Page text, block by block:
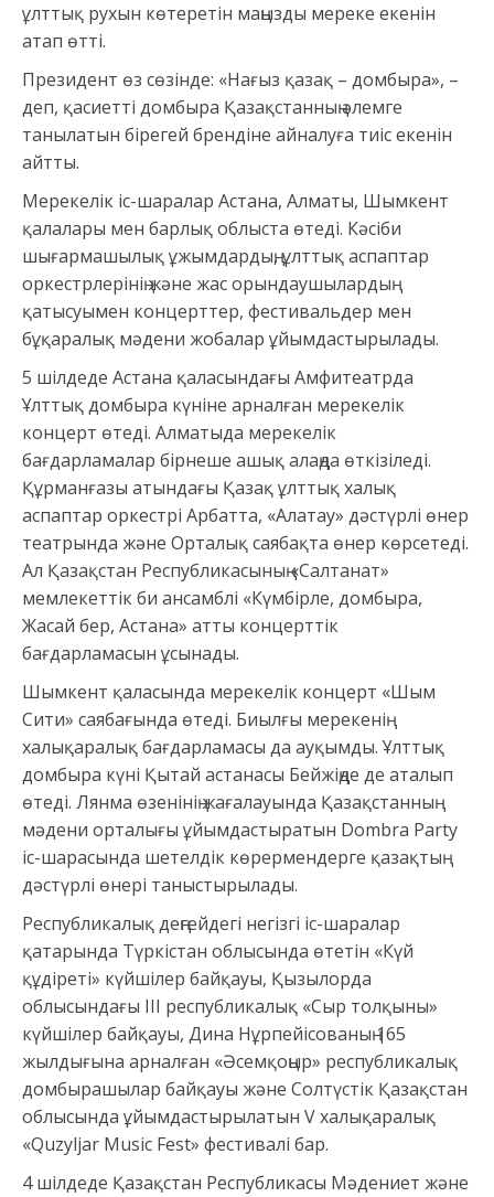
ұлттық рухын көтеретін маңызды мереке екенін
атап өтті.
Президент өз сөзінде: «Нағыз қазақ – домбыра», –
деп, қасиетті домбыра Қазақстанның әлемге
танылатын бірегей брендіне айналуға тиіс екенін
айтты.
Мерекелік іс-шаралар Астана, Алматы, Шымкент
қалалары мен барлық облыста өтеді. Кәсіби
шығармашылық ұжымдардың, ұлттық аспаптар
оркестрлерінің және жас орындаушылардың
қатысуымен концерттер, фестивальдер мен
бұқаралық мәдени жобалар ұйымдастырылады.
5 шілдеде Астана қаласындағы Амфитеатрда
Ұлттық домбыра күніне арналған мерекелік
концерт өтеді. Алматыда мерекелік
бағдарламалар бірнеше ашық алаңда өткізіледі.
Құрманғазы атындағы Қазақ ұлттық халық
аспаптар оркестрі Арбатта, «Алатау» дәстүрлі өнер
театрында және Орталық саябақта өнер көрсетеді.
Ал Қазақстан Республикасының «Салтанат»
мемлекеттік би ансамблі «Күмбірле, домбыра,
Жасай бер, Астана» атты концерттік
бағдарламасын ұсынады.
Шымкент қаласында мерекелік концерт «Шым
Сити» саябағында өтеді. Биылғы мерекенің
халықаралық бағдарламасы да ауқымды. Ұлттық
домбыра күні Қытай астанасы Бейжіңде де аталып
өтеді. Лянма өзенінің жағалауында Қазақстанның
мәдени орталығы ұйымдастыратын Dombra Party
іс-шарасында шетелдік көрермендерге қазақтың
дәстүрлі өнері таныстырылады.
Республикалық деңгейдегі негізгі іс-шаралар
қатарында Түркістан облысында өтетін «Күй
құдіреті» күйшілер байқауы, Қызылорда
облысындағы III республикалық «Сыр толқыны»
күйшілер байқауы, Дина Нұрпейісованың 165
жылдығына арналған «Әсемқоңыр» республикалық
домбырашылар байқауы және Солтүстік Қазақстан
облысында ұйымдастырылатын V халықаралық
«Quzyljar Music Fest» фестивалі бар.
4 шілдеде Қазақстан Республикасы Мәдениет және